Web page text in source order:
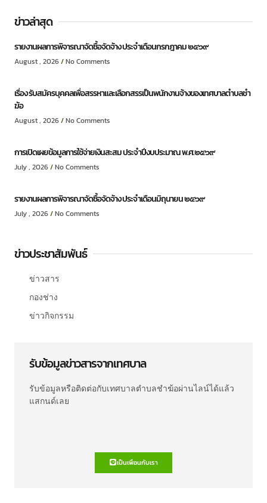
ข่าวล่าสุด
รายงานผลการพิจารณาจัดซื้อจัดจ้าง ประจำเดือนกรกฎาคม ๒๕๖๙
August , 2026 No Comments
เรื่อง รับสมัครบุคคลเพื่อสรรหาและเลือกสรรเป็นพนักงานจ้างของเทศบาลตำบลชำ
ฆ้อ
August , 2026 No Comments
การเปิดเผยข้อมูลการใช้จ่ายเงินสะสม ประจำปีงบประมาณ พ.ศ.๒๕๖๙
July , 2026 No Comments
รายงานผลการพิจารณาจัดซื้อจัดจ้าง ประจำเดือนมิถุนายน ๒๕๖๙
July , 2026 No Comments
ข่าวประชาสัมพันธ์
ข่าวสาร
กองช่าง
ข่าวกิจกรรม
รับข้อมูลข่าวสารจากเทศบาล
รับข้อมูลหรือติดต่อกับเทศบาลตำบลชำฆ้อผ่านไลน์ได้แล้ว
แสกนด์เลย
เป็นเพื่อนกับเรา